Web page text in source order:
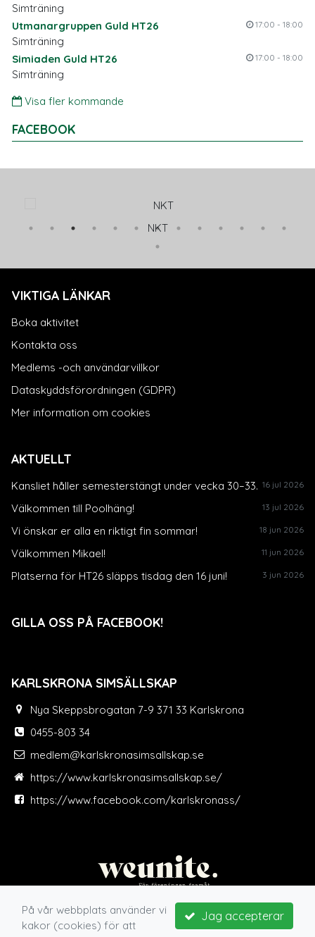
Simträning
Utmanargruppen Guld HT26
17:00 - 18:00
Simträning
Simiaden Guld HT26
17:00 - 18:00
Simträning
Visa fler kommande
FACEBOOK
NKT
VIKTIGA LÄNKAR
Boka aktivitet
Kontakta oss
Medlems -och användarvillkor
Dataskyddsförordningen (GDPR)
Mer information om cookies
AKTUELLT
Kansliet håller semesterstängt under vecka 30–33. 16 jul 2026
Välkommen till Poolhäng! 13 jul 2026
Vi önskar er alla en riktigt fin sommar! 18 jun 2026
Välkommen Mikael! 11 jun 2026
Platserna för HT26 släpps tisdag den 16 juni! 3 jun 2026
GILLA OSS PÅ FACEBOOK!
KARLSKRONA SIMSÄLLSKAP
Nya Skeppsbrogatan 7-9 371 33 Karlskrona
0455-803 34
medlem@karlskronasimsallskap.se
https://www.karlskronasimsallskap.se/
https://www.facebook.com/karlskronass/
Jag accepterar
På vår webbplats använder vi
kakor (cookies) för att